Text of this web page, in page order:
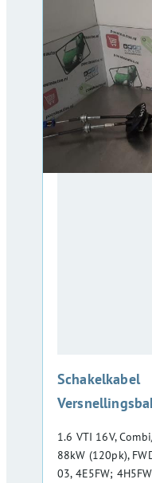
Schakelkabel
1.6 VTI 16V,
88kW (120pk),
03, 4E5FW; 4H5FW